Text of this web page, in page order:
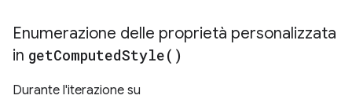
Enumerazione delle proprietà personalizzata
in getComputedStyle( )
Durante l'iterazione su